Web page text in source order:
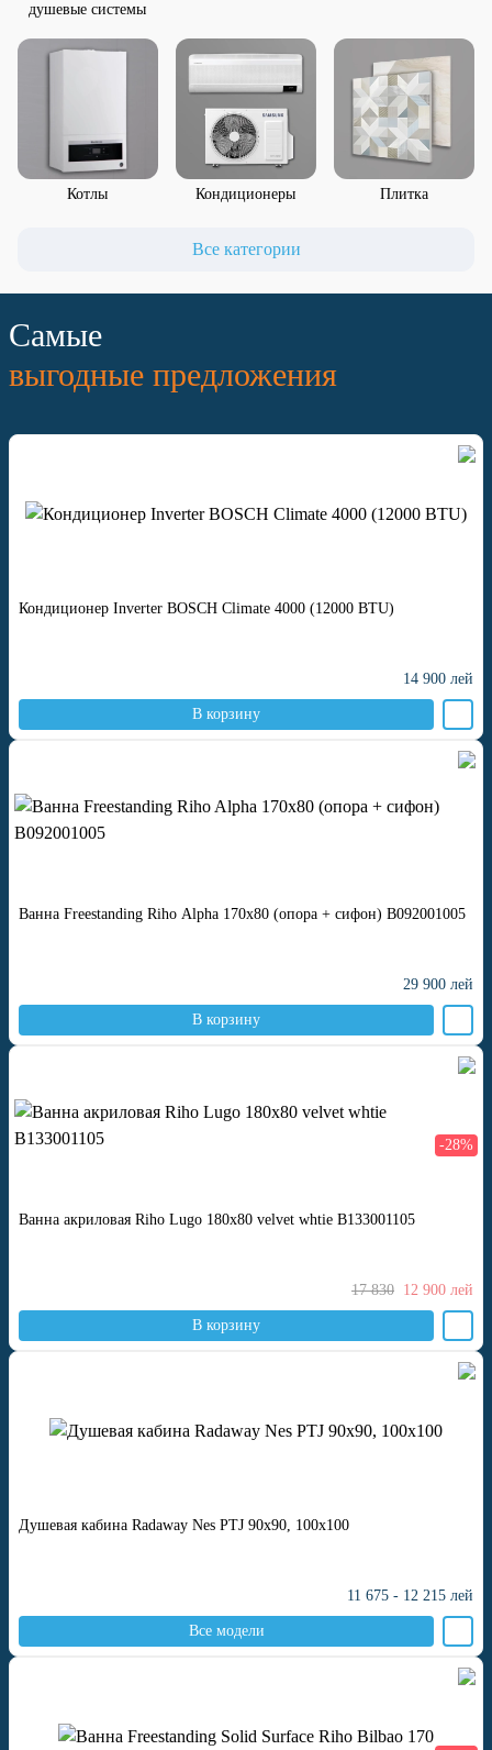
душевые системы
Котлы Кондиционеры Плитка
Все категории
Самые
выгодные предложения
Кондиционер Inverter BOSCH Climate 4000 (12000 BTU)
14 900 лей
В корзину
Ванна Freestanding Riho Alpha 170x80 (опора + сифон) B092001005
29 900 лей
В корзину
-28%
Ванна акриловая Riho Lugo 180x80 velvet whtie B133001105
17 830 12 900 лей
В корзину
Душевая кабина Radaway Nes PTJ 90x90, 100x100
11 675 - 12 215 лей
Все модели